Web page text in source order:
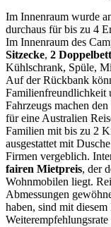
Im Innenraum wurde
durchaus für bis zu 4
Im Innenraum des
Sitzecke, 2
Kühlschrank, Spüle,
Auf der Rückbank
Familienfreundlichkeit
Fahrzeugs machen
für eine Australien
Familien mit bis zu 2
ausgestattet mit
Firmen vergeblich.
fairen Mietpreis, der
Wohnmobilen liegt.
Abmessungen
haben, sind mit